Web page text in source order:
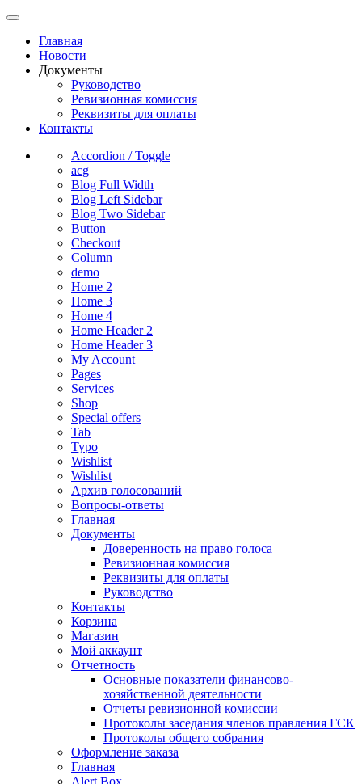
Главная
Новости
Документы
Руководство
Ревизионная комиссия
Реквизиты для оплаты
Контакты
Accordion / Toggle
acg
Blog Full Width
Blog Left Sidebar
Blog Two Sidebar
Button
Checkout
Column
demo
Home 2
Home 3
Home 4
Home Header 2
Home Header 3
My Account
Pages
Services
Shop
Special offers
Tab
Typo
Wishlist
Wishlist
Архив голосований
Вопросы-ответы
Главная
Документы
Доверенность на право голоса
Ревизионная комиссия
Реквизиты для оплаты
Руководство
Контакты
Корзина
Магазин
Мой аккаунт
Отчетность
Основные показатели финансово-
хозяйственной деятельности
Отчеты ревизионной комиссии
Протоколы заседания членов правления ГСК
Протоколы общего собрания
Оформление заказа
Главная
Alert Box